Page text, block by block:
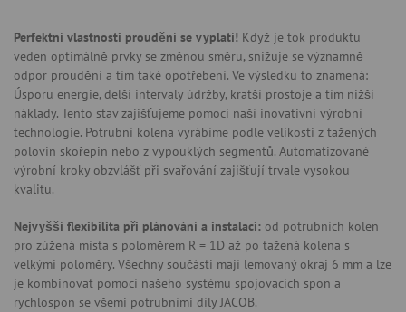
Perfektní vlastnosti proudění se vyplatí! Když je tok produktu
veden optimálně prvky se změnou směru, snižuje se významně
odpor proudění a tím také opotřebení. Ve výsledku to znamená:
Úsporu energie, delší intervaly údržby, kratší prostoje a tím nižší
náklady. Tento stav zajišťujeme pomocí naší inovativní výrobní
technologie. Potrubní kolena vyrábíme podle velikosti z tažených
polovin skořepin nebo z vypouklých segmentů. Automatizované
výrobní kroky obzvlášť při svařování zajišťují trvale vysokou
kvalitu.
Nejvyšší flexibilita při plánování a instalaci: od potrubních kolen
pro zúžená místa s poloměrem R = 1D až po tažená kolena s
velkými poloměry. Všechny součásti mají lemovaný okraj 6 mm a lze
je kombinovat pomocí našeho systému spojovacích spon a
rychlospon se všemi potrubními díly JACOB.